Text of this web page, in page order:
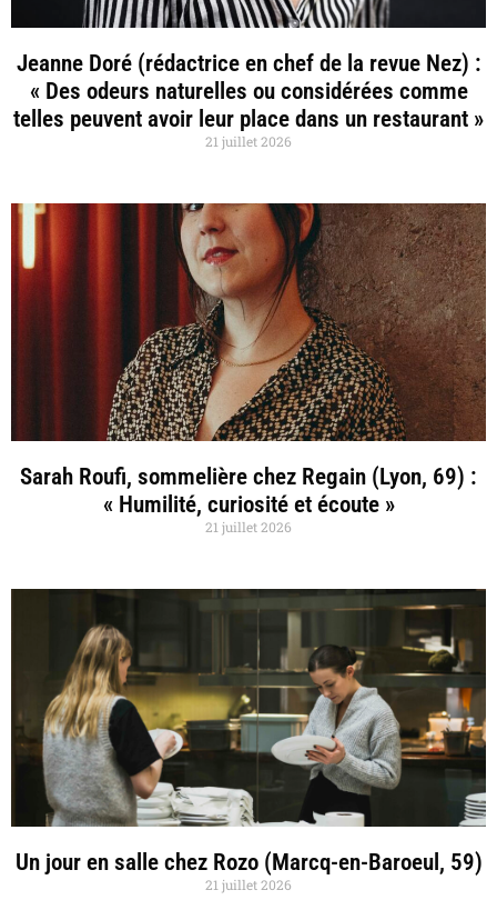
Jeanne Doré (rédactrice en chef de la revue Nez) :
« Des odeurs naturelles ou considérées comme
telles peuvent avoir leur place dans un restaurant »
21 juillet 2026
Sarah Roufi, sommelière chez Regain (Lyon, 69) :
« Humilité, curiosité et écoute »
21 juillet 2026
Un jour en salle chez Rozo (Marcq-en-Baroeul, 59)
21 juillet 2026